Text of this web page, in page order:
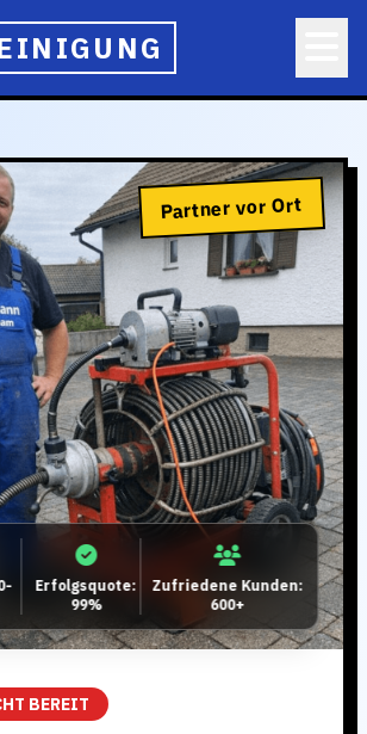
Partner vor Ort
Erfolgsquote:
99%
Zufriedene Kunden:
600+
BEREIT